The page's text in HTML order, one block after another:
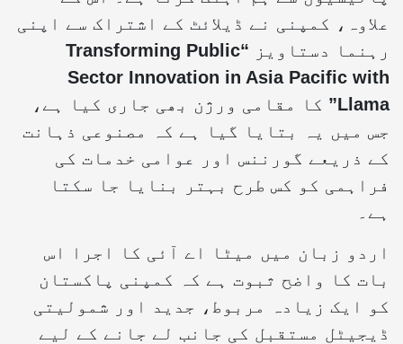
علاوہ، کمپنی نے ڈیلائٹ کے اشتراک سے اپنی
رہنما دستاویز
“Transforming Public
Sector Innovation in Asia Pacific with
Llama”
کا مقامی ورژن بھی جاری کیا ہے،
جس میں یہ بتایا گیا ہے کہ مصنوعی ذہانت
کے ذریعے گورننس اور عوامی خدمات کی
فراہمی کو کس طرح بہتر بنایا جا سکتا
ہے۔
اردو زبان میں میٹا اے آئی کا اجرا اس
بات کا واضح ثبوت ہے کہ کمپنی پاکستان
کو ایک زیادہ مربوط، جدید اور شمولیتی
ڈیجیٹل مستقبل کی جانب لے جانے کے لیے